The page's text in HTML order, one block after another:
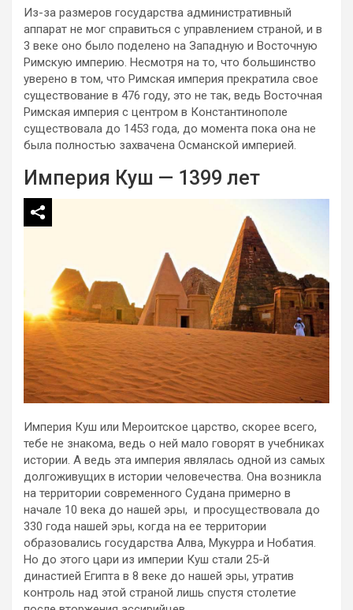
Из-за размеров государства административный
аппарат не мог справиться с управлением страной, и в
3 веке оно было поделено на Западную и Восточную
Римскую империю. Несмотря на то, что большинство
уверено в том, что Римская империя прекратила свое
существование в 476 году, это не так, ведь Восточная
Римская империя с центром в Константинополе
существовала до 1453 года, до момента пока она не
была полностью захвачена Османской империей.
Империя Куш — 1399 лет
Империя Куш или Мероитское царство, скорее всего,
тебе не знакома, ведь о ней мало говорят в учебниках
истории. А ведь эта империя являлась одной из самых
долгоживущих в истории человечества. Она возникла
на территории современного Судана примерно в
начале 10 века до нашей эры, и просуществовала до
330 года нашей эры, когда на ее территории
образовались государства Алва, Мукурра и Нобатия.
Но до этого цари из империи Куш стали 25-й
династией Египта в 8 веке до нашей эры, утратив
контроль над этой страной лишь спустя столетие